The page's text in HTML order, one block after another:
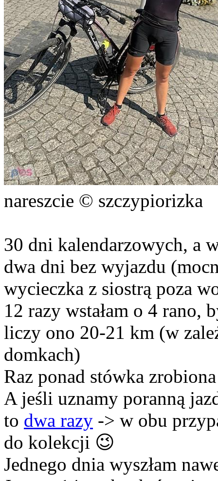
nareszcie © szczypiorizka
30 dni kalendarzowych, a
dwa dni bez wyjazdu
wycieczka z siostrą poza
12 razy wstałam o 4 rano,
liczy ono 20-21 km (w
domkach)
Raz ponad stówka
A jeśli uznamy poranną
to dwa razy -> w obu
do kolekcji 😉
Jednego dnia wyszłam